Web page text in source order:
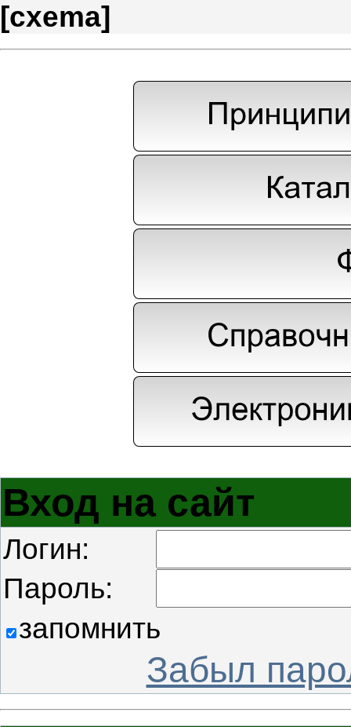
[cxema]
Вход на сайт
Логин:
Пароль:
запомнить
Забыл